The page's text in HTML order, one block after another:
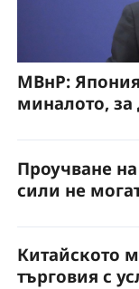
МВнР:
миналото, за
Проучване
сили не
войната“
Китайското
търговия с